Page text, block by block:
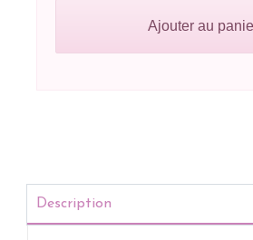
Ajouter au
Description